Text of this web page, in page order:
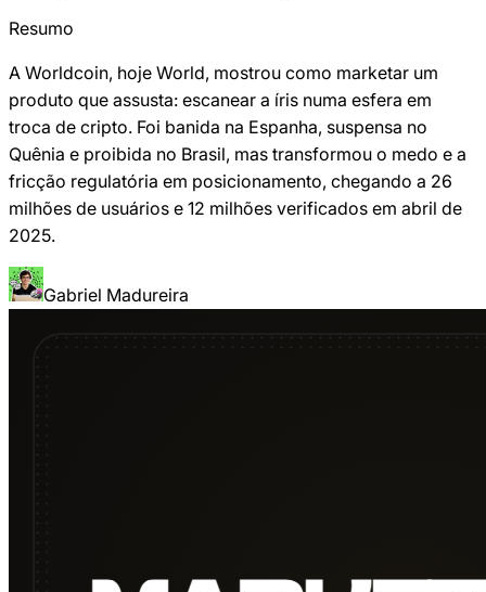
Resumo
A Worldcoin, hoje World, mostrou como marketar um
produto que assusta: escanear a íris numa esfera em
troca de cripto. Foi banida na Espanha, suspensa no
Quênia e proibida no Brasil, mas transformou o medo e a
fricção regulatória em posicionamento, chegando a 26
milhões de usuários e 12 milhões verificados em abril de
2025.
Gabriel Madureira